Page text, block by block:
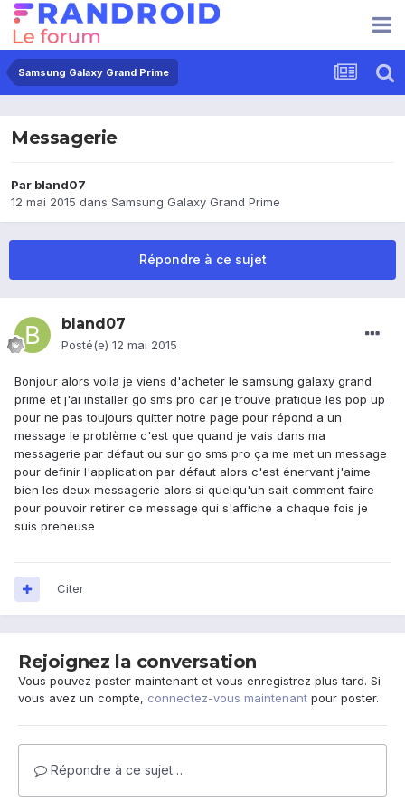
Samsung Galaxy Grand Prime
Messagerie
Par bland07
12 mai 2015 dans Samsung Galaxy Grand Prime
Répondre à ce sujet
bland07
Posté(e) 12 mai 2015
Bonjour alors voila je viens d'acheter le samsung galaxy grand
prime et j'ai installer go sms pro car je trouve pratique les pop up
pour ne pas toujours quitter notre page pour répond a un
message le problème c'est que quand je vais dans ma
messagerie par défaut ou sur go sms pro ça me met un message
pour definir l'application par défaut alors c'est énervant j'aime
bien les deux messagerie alors si quelqu'un sait comment faire
pour pouvoir retirer ce message qui s'affiche a chaque fois je
suis preneuse
Citer
Rejoignez la conversation
Vous pouvez poster maintenant et vous enregistrez plus tard. Si
vous avez un compte, connectez-vous maintenant pour poster.
Répondre à ce sujet…